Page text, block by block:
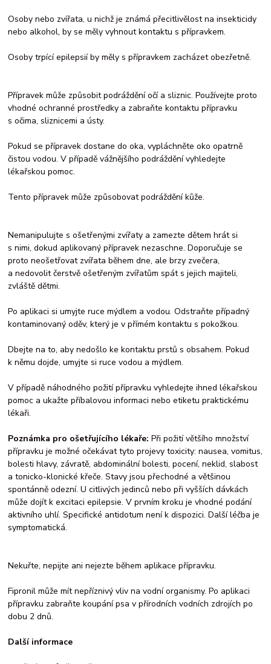
Osoby nebo zvířata, u nichž je známá přecitlivělost na insekticidy
nebo alkohol, by se měly vyhnout kontaktu s přípravkem.
Osoby trpící epilepsií by měly s přípravkem zacházet obezřetně.
Přípravek může způsobit podráždění očí a sliznic. Používejte proto
vhodné ochranné prostředky a zabraňte kontaktu přípravku
s očima, sliznicemi a ústy.
Pokud se přípravek dostane do oka, vypláchněte oko opatrně
čistou vodou. V případě vážnějšího podráždění vyhledejte
lékařskou pomoc.
Tento přípravek může způsobovat podráždění kůže.
Nemanipulujte s ošetřenými zvířaty a zamezte dětem hrát si
s nimi, dokud aplikovaný přípravek nezaschne. Doporučuje se
proto neošetřovat zvířata během dne, ale brzy zvečera,
a nedovolit čerstvě ošetřeným zvířatům spát s jejich majiteli,
zvláště dětmi.
Po aplikaci si umyjte ruce mýdlem a vodou. Odstraňte případný
kontaminovaný oděv, který je v přímém kontaktu s pokožkou.
Dbejte na to, aby nedošlo ke kontaktu prstů s obsahem. Pokud
k němu dojde, umyjte si ruce vodou a mýdlem.
V případě náhodného požití přípravku vyhledejte ihned lékařskou
pomoc a ukažte příbalovou informaci nebo etiketu praktickému
lékaři.
Poznámka pro ošetřujícího lékaře: Při požití většího množství
přípravku je možné očekávat tyto projevy toxicity: nausea, vomitus,
bolesti hlavy, závratě, abdominální bolesti, pocení, neklid, slabost
a tonicko-klonické křeče. Stavy jsou přechodné a většinou
spontánně odezní. U citlivých jedinců nebo při vyšších dávkách
může dojít k excitaci epilepsie. V prvním kroku je vhodné podání
aktivního uhlí. Specifické antidotum není k dispozici. Další léčba je
symptomatická.
Nekuřte, nepijte ani nejezte během aplikace přípravku.
Fipronil může mít nepříznivý vliv na vodní organismy. Po aplikaci
přípravku zabraňte koupání psa v přírodních vodních zdrojích po
dobu 2 dnů.
Další informace